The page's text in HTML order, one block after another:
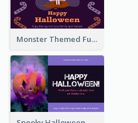
Monster Themed Fun Halloween Greeting Card